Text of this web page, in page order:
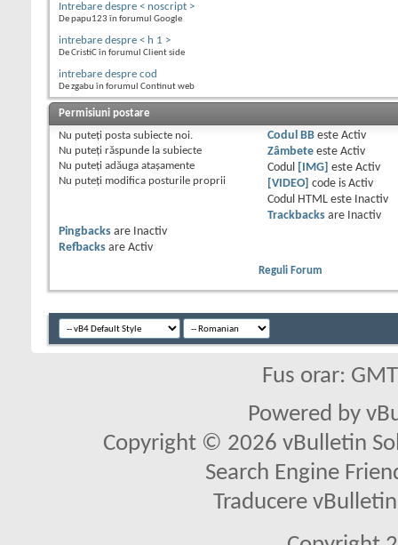
Intrebare despre < noscript >
De papu123 în forumul Google
intrebare despre < h 1 >
De CristiC în forumul Client side
intrebare despre cod
De zgabu în forumul Continut web
Permisiuni postare
Nu puteţi posta subiecte noi.
Nu puteţi răspunde la subiecte
Nu puteţi adăuga ataşamente
Nu puteţi modifica posturile proprii
Codul BBeste Activ
Zâmbeteeste Activ
Codul
[IMG] este Activ
[VIDEO]
code is Activ
Codul HTML este
Inactiv
Trackbacksare
Inactiv
Pingbacks are
Inactiv
Refbacks are Activ
Reguli Forum
Fus orar:
Powered by
Copyright © 2026 vBulletin
Search Engine
Traducere